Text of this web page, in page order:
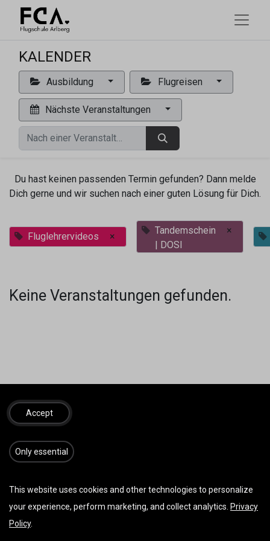
KALENDER
Ausbildung Flugreisen
Nächste Veranstaltungen
Du hast keinen passenden Termin gefunden? Dann melde
Dich gerne und wir suchen nach einer guten Lösung für Dich.
Fluglehrervideos ×
Tandemschein
| DOSI
×
Keine Veranstaltungen gefunden.
SINNVOLLES
Accept
​​​Only essential
This website uses cookies and other technologies to personalize
your experience, perform marketing, and collect analytics. Privacy
Policy.